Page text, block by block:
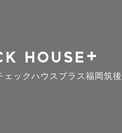
ックハウスプラス福岡筑後